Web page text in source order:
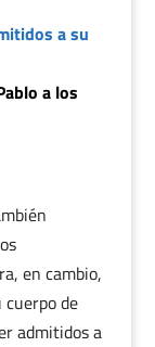
a su
a los
en cambio,
de
admitidos a